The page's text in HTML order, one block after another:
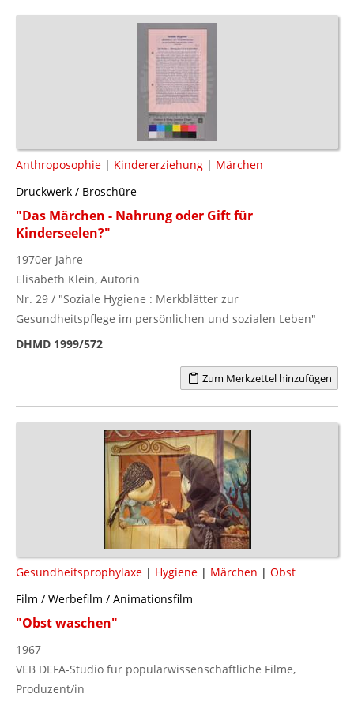
Anthroposophie | Kindererziehung | Märchen
Druckwerk / Broschüre
"Das Märchen - Nahrung oder Gift für
Kinderseelen?"
1970er Jahre
Elisabeth Klein, Autorin
Nr. 29 / "Soziale Hygiene : Merkblätter zur
Gesundheitspflege im persönlichen und sozialen Leben"
DHMD 1999/572
Zum Merkzettel hinzufügen
Gesundheitsprophylaxe | Hygiene | Märchen | Obst
Film / Werbefilm / Animationsfilm
"Obst waschen"
1967
VEB DEFA-Studio für populärwissenschaftliche Filme,
Produzent/in